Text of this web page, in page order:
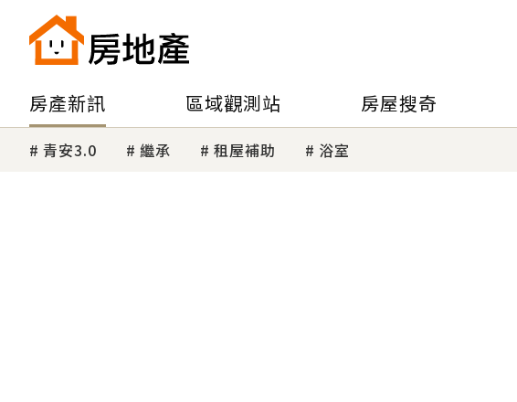
房產新訊 區域觀測站 房屋搜奇
青安3.0 繼承 租屋補助 浴室